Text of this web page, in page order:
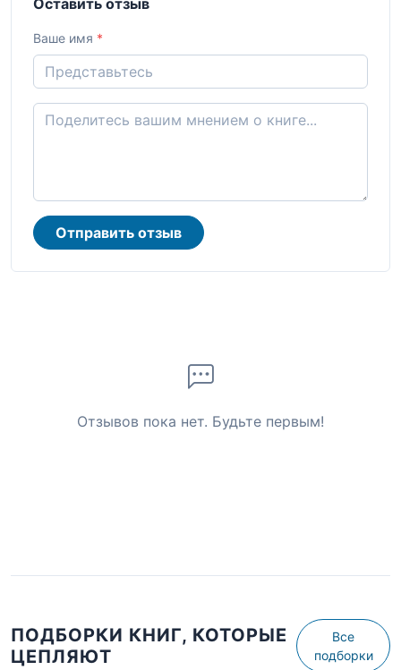
Оставить отзыв
Ваше имя *
Отправить отзыв
Отзывов пока нет. Будьте первым!
ПОДБОРКИ КНИГ, КОТОРЫЕ
ЦЕПЛЯЮТ
Все
подборки